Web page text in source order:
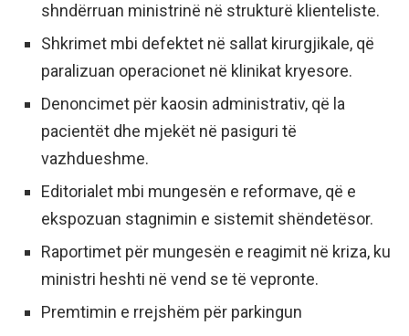
shndërruan ministrinë në strukturë klienteliste.
Shkrimet mbi defektet në sallat kirurgjikale, që
paralizuan operacionet në klinikat kryesore.
Denoncimet për kaosin administrativ, që la
pacientët dhe mjekët në pasiguri të
vazhdueshme.
Editorialet mbi mungesën e reformave, që e
ekspozuan stagnimin e sistemit shëndetësor.
Raportimet për mungesën e reagimit në kriza, ku
ministri heshti në vend se të vepronte.
Premtimin e rrejshëm për parkingun